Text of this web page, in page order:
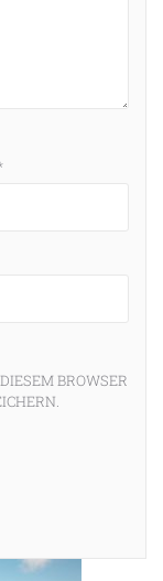
BROWSER